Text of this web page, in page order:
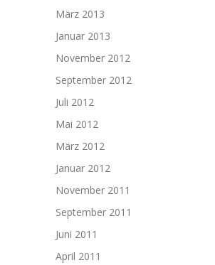
März 2013
Januar 2013
November 2012
September 2012
Juli 2012
Mai 2012
März 2012
Januar 2012
November 2011
September 2011
Juni 2011
April 2011